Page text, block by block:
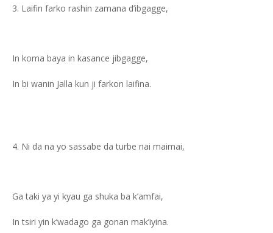
Laifin farko rashin zamana d’ibgagge,
In koma baya in kasance jibgagge,
In bi wanin Jalla kun ji farkon laifina.
Ni da na yo sassabe da turbe nai maimai,
Ga taki ya yi kyau ga shuka ba k’amfai,
In tsiri yin k’wadago ga gonan mak’iyina.